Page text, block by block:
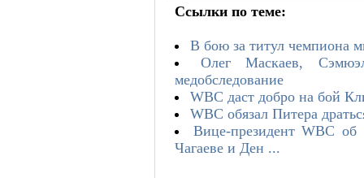
Ссылки по теме:
В бою за титул чемпиона
Олег Маскаев,
медобследование
WBC даст добро на бой
WBC обязал Питера
Вице-президент WBC
Чагаеве и Ден ...